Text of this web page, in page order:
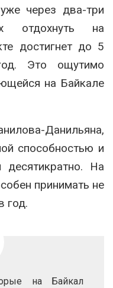
через два-три
отдохнуть на
достигнет до 5
Это ощутимо
на Байкале
Данильяна,
способностью и
десятикратно. На
принимать не
год.
на Байкал